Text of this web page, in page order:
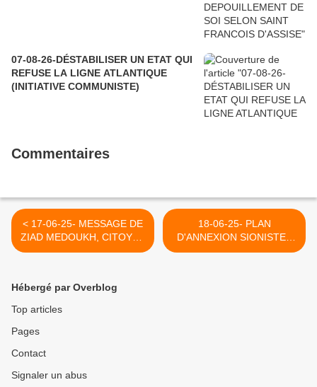
07-08-26-DÉSTABILISER UN ETAT QUI
REFUSE LA LIGNE ATLANTIQUE
(INITIATIVE COMMUNISTE)
Commentaires
< 17-06-25- MESSAGE DE
ZIAD MEDOUKH, CITOYEN
PALESTINIEN DE GAZA
18-06-25- PLAN
D'ANNEXION SIONISTE :
LA "MENACE" DE LA
Hébergé par Overblog
Top articles
Pages
Contact
Signaler un abus